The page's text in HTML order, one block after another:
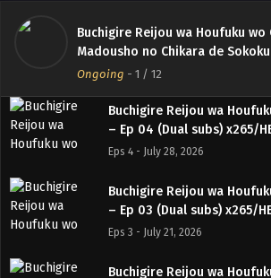
Buchigire Reijou wa Houfuku wo
Madousho no Chikara de
Tatakitsubushimasu
Ongoing - 1 / 12
Buchigire Reijou wa
– Ep 05 (Dual subs) x265/
Indonesia & English
Eps 5 - August 4, 2026
Buchigire Reijou wa
– Ep 04 (Dual subs) x265/
Indonesia & English
Eps 4 - July 28, 2026
Buchigire Reijou wa
– Ep 03 (Dual subs) x265/
Indonesia & English
Eps 3 - July 21, 2026
Buchigire Reijou wa